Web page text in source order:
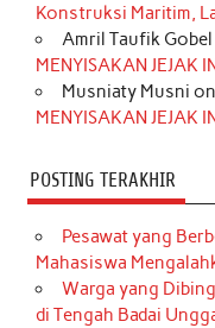
k
a
m
Konstruksi Maritim,
Amril Taufik Gobel
MENYISAKAN JEJAK
Musniaty Musni on
MENYISAKAN JEJAK
POSTING TERAKHIR
Pesawat yang
Mahasiswa
Warga yang
di Tengah Badai